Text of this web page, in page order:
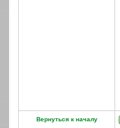
Вернуться к началу